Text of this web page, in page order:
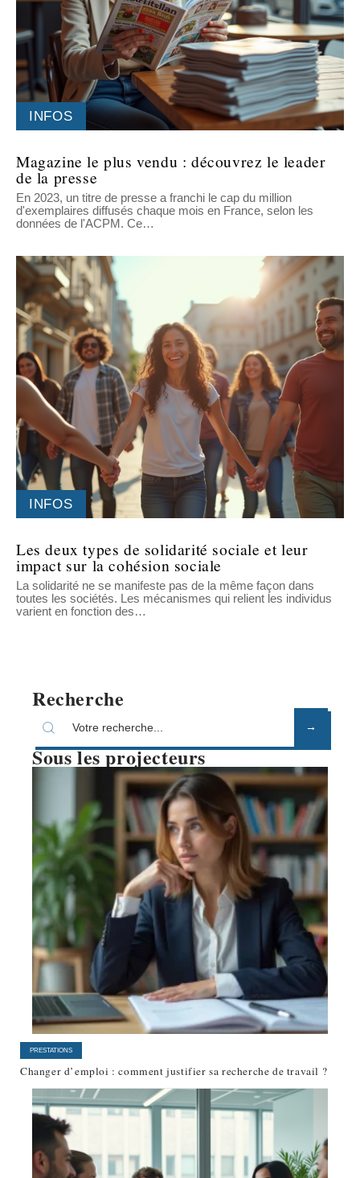
INFOS
Magazine le plus vendu : découvrez le leader
de la presse
En 2023, un titre de presse a franchi le cap du million
d'exemplaires diffusés chaque mois en France, selon les
données de l'ACPM. Ce…
INFOS
Les deux types de solidarité sociale et leur
impact sur la cohésion sociale
La solidarité ne se manifeste pas de la même façon dans
toutes les sociétés. Les mécanismes qui relient les individus
varient en fonction des…
Recherche
Sous les projecteurs
PRESTATIONS
Changer d’emploi : comment justifier sa recherche de travail ?